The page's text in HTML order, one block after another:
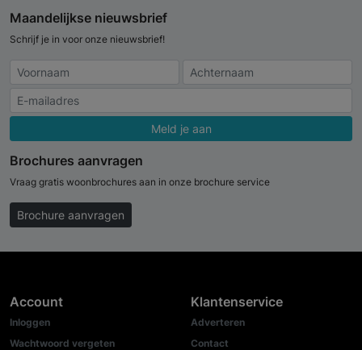
Maandelijkse nieuwsbrief
Schrijf je in voor onze nieuwsbrief!
Meld je aan
Brochures aanvragen
Vraag gratis woonbrochures aan in onze brochure service
Brochure aanvragen
Account
Inloggen
Wachtwoord vergeten
Klantenservice
Adverteren
Contact